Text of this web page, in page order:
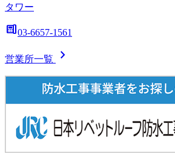
タワー
deskphone03-6657-1561
営業所一覧 chevron_right